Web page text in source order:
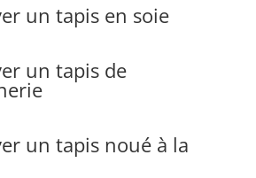
un tapis en soie
un tapis de
un tapis noué à la